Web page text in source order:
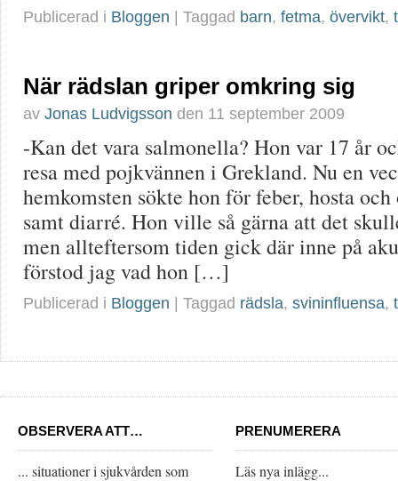
Publicerad i Bloggen | Taggad barn, fetma, övervikt,
När rädslan griper omkring sig
av Jonas Ludvigsson den 11 september 2009
-Kan det vara salmonella? Hon var 17 år
resa med pojkvännen i Grekland. Nu en
hemkomsten sökte hon för feber, hosta
samt diarré. Hon ville så gärna att det
men allteftersom tiden gick där inne på
förstod jag vad hon […]
Publicerad i Bloggen | Taggad rädsla, svininfluensa,
OBSERVERA ATT…
... situationer i sjukvården som
PRENUMERERA
Läs nya inlägg...